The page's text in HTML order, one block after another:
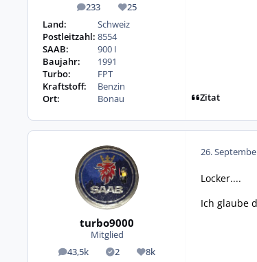
233
Beiträge 25
Reputation
Land:
Schweiz
Postleitzahl: 8554
SAAB:
900 I
Baujahr:
1991
Turbo:
FPT
Kraftstoff:
Benzin
Ort:
Bonau Zitat
turbo9000
Mitglied
43,5k
Beiträge 2
Lösungen
8k
Reputation
26.
Locker....
Ich glaube